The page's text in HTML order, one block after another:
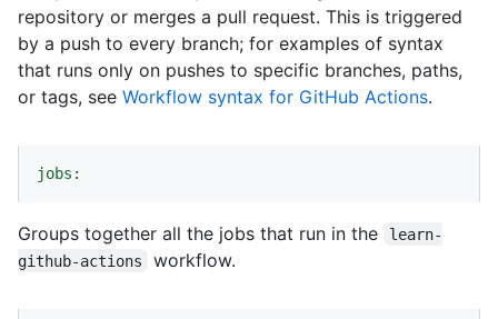
repository or merges a pull request. This is triggered
by a push to every branch; for examples of syntax
that runs only on pushes to specific branches, paths,
or tags, see Workflow syntax for GitHub Actions.
jobs:
Groups together all the jobs that run in the
learn-
github-actions
workflow.